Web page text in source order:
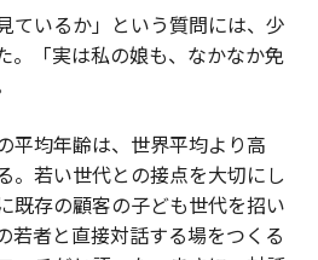
ているか」という質問には、少
。「実は私の娘も、なかなか免
平均年齢は、世界平均より高
。若い世代との接点を大切にし
既存の顧客の子ども世代を招い
若者と直接対話する場をつくる